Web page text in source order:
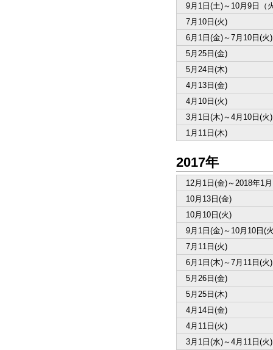
9月1日(土)～10月9日（
7月10日(火)
6月1日(金)～7月10日(火)
5月25日(金)
5月24日(木)
4月13日(金)
4月10日(火)
3月1日(木)～4月10日(火)
1月11日(木)
2017年
12月1日(金)～2018年1
10月13日(金)
10月10日(火)
9月1日(金)～10月10日(
7月11日(火)
6月1日(木)～7月11日(火)
5月26日(金)
5月25日(木)
4月14日(金)
4月11日(火)
3月1日(水)～4月11日(火)